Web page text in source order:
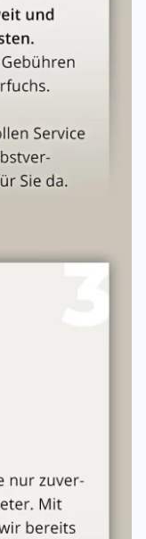
zu
Rückgabe und
|
| |---|---| | Bis
des Mietpreises | |
| |
% des
wirksam.